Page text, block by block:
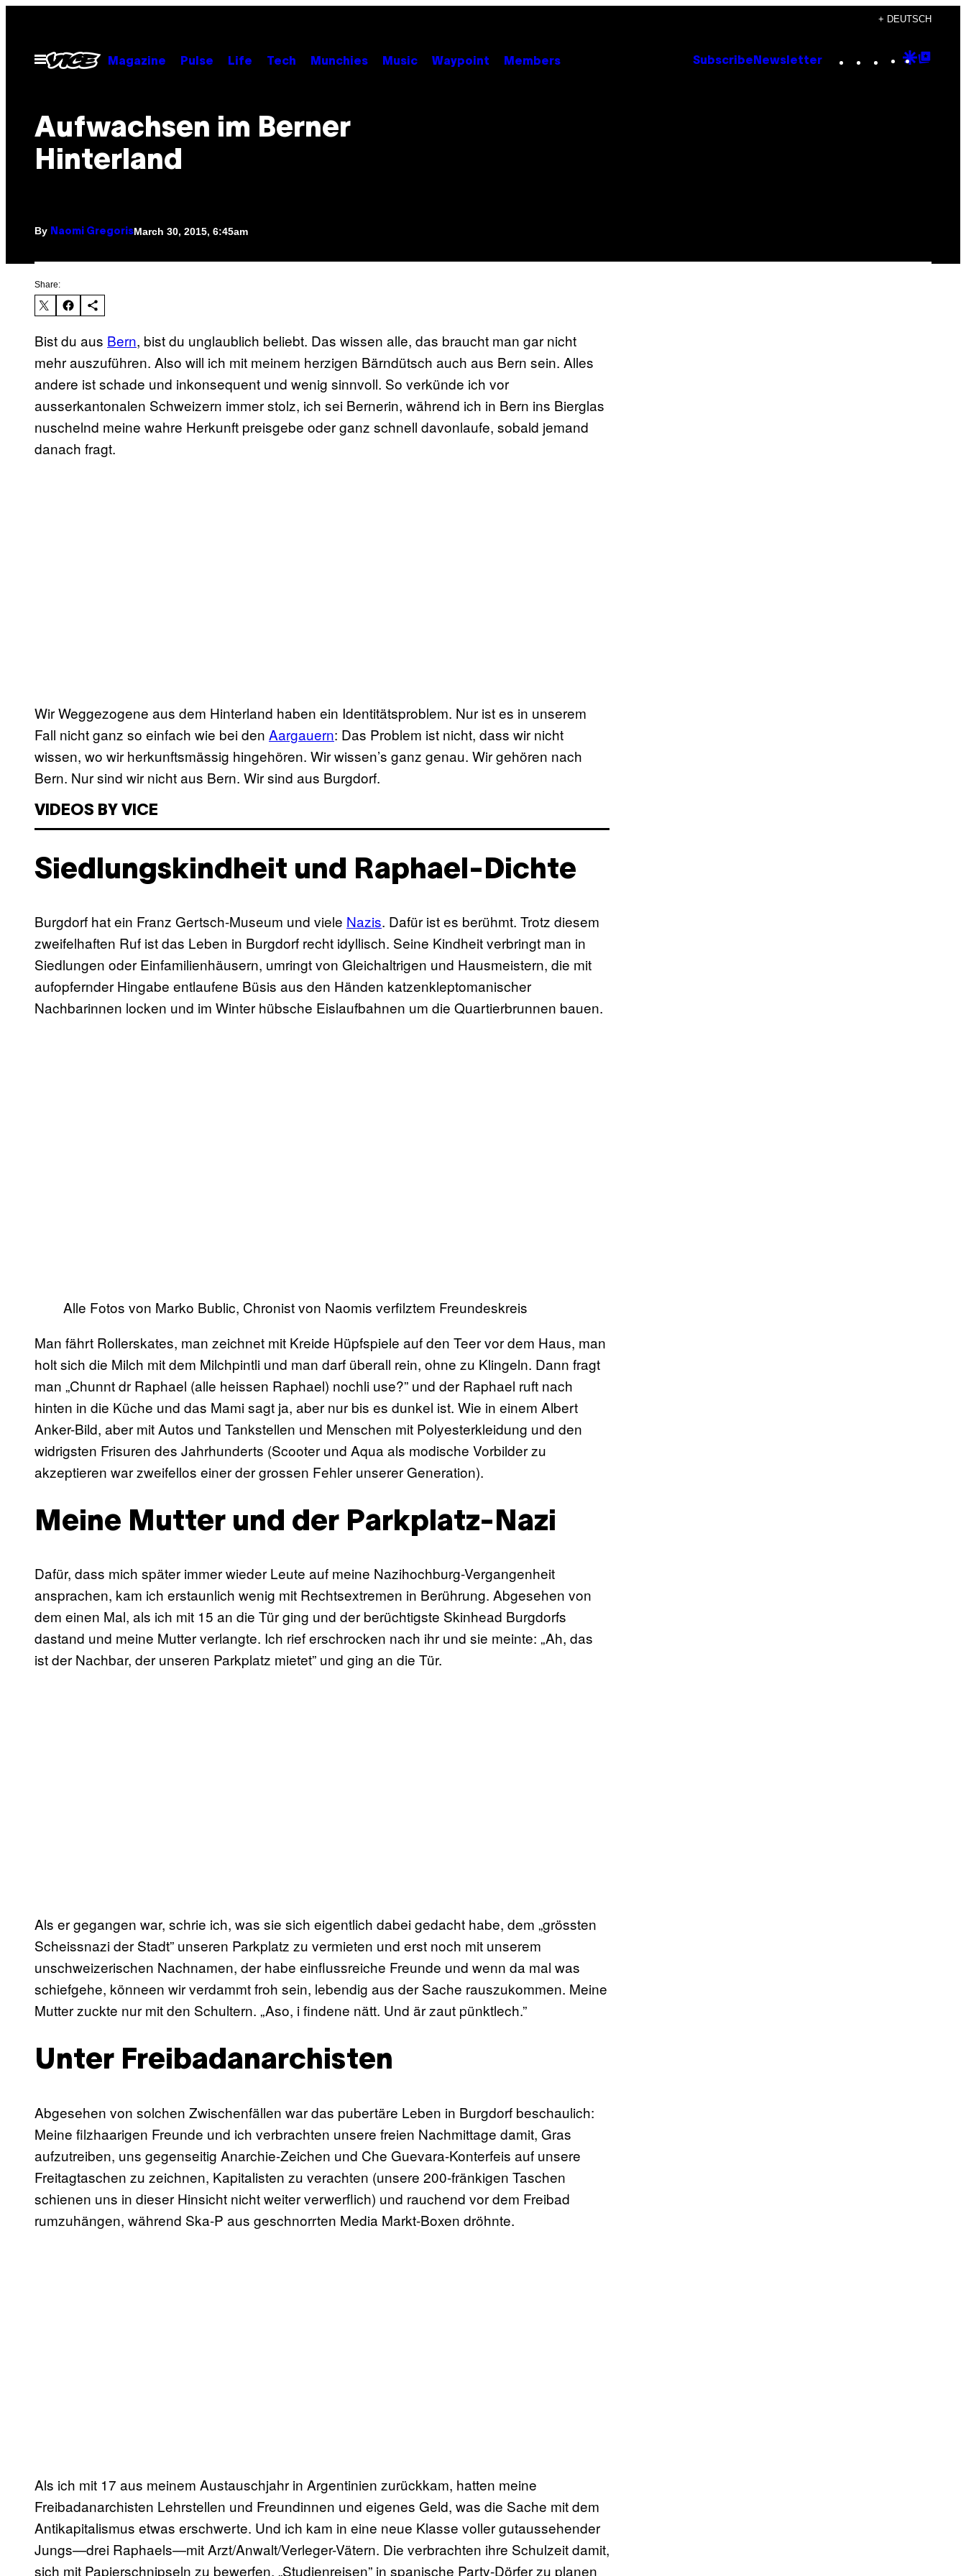
content
+ DEUTSCH
Open
Menu
Magazine Pulse Life Tech Munchies Music Waypoint Members Subscribe Newsletter Instagram
TikTok
YouTube
Google
Aufwachsen im Berner
Hinterland
By Naomi GregorisMarch 30, 2015, 6:45am
Share:
Bist du aus Bern, bist du unglaublich beliebt. Das wissen alle, das braucht man gar nicht
mehr auszuführen. Also will ich mit meinem herzigen Bärndütsch auch aus Bern sein. Alles
andere ist schade und inkonsequent und wenig sinnvoll. So verkünde ich vor
ausserkantonalen Schweizern immer stolz, ich sei Bernerin, während ich in Bern ins Bierglas
nuschelnd meine wahre Herkunft preisgebe oder ganz schnell davonlaufe, sobald jemand
danach fragt.
Wir Weggezogene aus dem Hinterland haben ein Identitätsproblem. Nur ist es in unserem
Fall nicht ganz so einfach wie bei den Aargauern: Das Problem ist nicht, dass wir nicht
wissen, wo wir herkunftsmässig hingehören. Wir wissen’s ganz genau. Wir gehören nach
Bern. Nur sind wir nicht aus Bern. Wir sind aus Burgdorf.
VIDEOS BY VICE
Siedlungskindheit und Raphael-Dichte
Burgdorf hat ein Franz Gertsch-Museum und viele Nazis. Dafür ist es berühmt. Trotz diesem
zweifelhaften Ruf ist das Leben in Burgdorf recht idyllisch. Seine Kindheit verbringt man in
Siedlungen oder Einfamilienhäusern, umringt von Gleichaltrigen und Hausmeistern, die mit
aufopfernder Hingabe entlaufene Büsis aus den Händen katzenkleptomanischer
Nachbarinnen locken und im Winter hübsche Eislaufbahnen um die Quartierbrunnen bauen.
Alle Fotos von Marko Bublic, Chronist von Naomis verfilztem Freundeskreis
Man fährt Rollerskates, man zeichnet mit Kreide Hüpfspiele auf den Teer vor dem Haus, man
holt sich die Milch mit dem Milchpintli und man darf überall rein, ohne zu Klingeln. Dann fragt
man „Chunnt dr Raphael (alle heissen Raphael) nochli use?” und der Raphael ruft nach
hinten in die Küche und das Mami sagt ja, aber nur bis es dunkel ist. Wie in einem Albert
Anker-Bild, aber mit Autos und Tankstellen und Menschen mit Polyesterkleidung und den
widrigsten Frisuren des Jahrhunderts (Scooter und Aqua als modische Vorbilder zu
akzeptieren war zweifellos einer der grossen Fehler unserer Generation).
Meine Mutter und der Parkplatz-Nazi
Dafür, dass mich später immer wieder Leute auf meine Nazihochburg-Vergangenheit
ansprachen, kam ich erstaunlich wenig mit Rechtsextremen in Berührung. Abgesehen von
dem einen Mal, als ich mit 15 an die Tür ging und der berüchtigste Skinhead Burgdorfs
dastand und meine Mutter verlangte. Ich rief erschrocken nach ihr und sie meinte: „Ah, das
ist der Nachbar, der unseren Parkplatz mietet” und ging an die Tür.
Als er gegangen war, schrie ich, was sie sich eigentlich dabei gedacht habe, dem „grössten
Scheissnazi der Stadt” unseren Parkplatz zu vermieten und erst noch mit unserem
unschweizerischen Nachnamen, der habe einflussreiche Freunde und wenn da mal was
schiefgehe, könneen wir verdammt froh sein, lebendig aus der Sache rauszukommen. Meine
Mutter zuckte nur mit den Schultern. „Aso, i findene nätt. Und är zaut pünktlech.”
Unter Freibadanarchisten
Abgesehen von solchen Zwischenfällen war das pubertäre Leben in Burgdorf beschaulich:
Meine filzhaarigen Freunde und ich verbrachten unsere freien Nachmittage damit, Gras
aufzutreiben, uns gegenseitig Anarchie-Zeichen und Che Guevara-Konterfeis auf unsere
Freitagtaschen zu zeichnen, Kapitalisten zu verachten (unsere 200-fränkigen Taschen
schienen uns in dieser Hinsicht nicht weiter verwerflich) und rauchend vor dem Freibad
rumzuhängen, während Ska-P aus geschnorrten Media Markt-Boxen dröhnte.
Als ich mit 17 aus meinem Austauschjahr in Argentinien zurückkam, hatten meine
Freibadanarchisten Lehrstellen und Freundinnen und eigenes Geld, was die Sache mit dem
Antikapitalismus etwas erschwerte. Und ich kam in eine neue Klasse voller gutaussehender
Jungs—drei Raphaels—mit Arzt/Anwalt/Verleger-Vätern. Die verbrachten ihre Schulzeit damit,
sich mit Papierschnipseln zu bewerfen, „Studienreisen” in spanische Party-Dörfer zu planen